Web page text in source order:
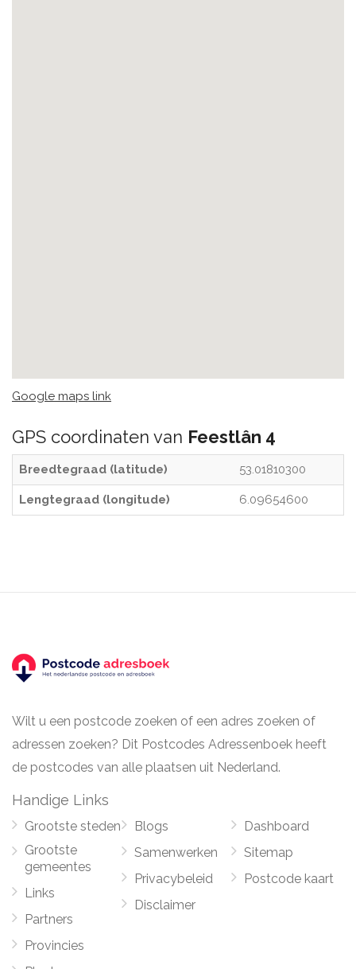
Google maps link
GPS coordinaten van Feestlân 4
Breedtegraad (latitude) 53.01810300
Lengtegraad (longitude) 6.09654600
Wilt u een postcode zoeken of een adres zoeken of
adressen zoeken? Dit Postcodes Adressenboek heeft
de postcodes van alle plaatsen uit Nederland.
Handige Links
Grootste steden
Grootste
gemeentes
Links
Partners
Provincies
Blogs
Samenwerken
Privacybeleid
Disclaimer
Dashboard
Sitemap
Postcode kaart